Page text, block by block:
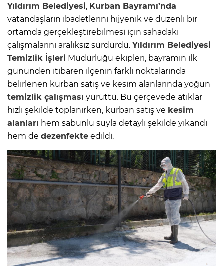
Yıldırım Belediyesi, Kurban Bayramı’nda
vatandaşların ibadetlerini hijyenik ve düzenli bir
ortamda gerçekleştirebilmesi için sahadaki
çalışmalarını aralıksız sürdürdü. Yıldırım Belediyesi
Temizlik İşleri Müdürlüğü ekipleri, bayramın ilk
gününden itibaren ilçenin farklı noktalarında
belirlenen kurban satış ve kesim alanlarında yoğun
temizlik çalışması yürüttü. Bu çerçevede atıklar
hızlı şekilde toplanırken, kurban satış ve kesim
alanları hem sabunlu suyla detaylı şekilde yıkandı
hem de dezenfekte edildi.